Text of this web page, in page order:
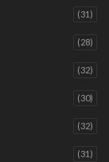
(31)
(28)
(32)
(30)
(32)
(31)